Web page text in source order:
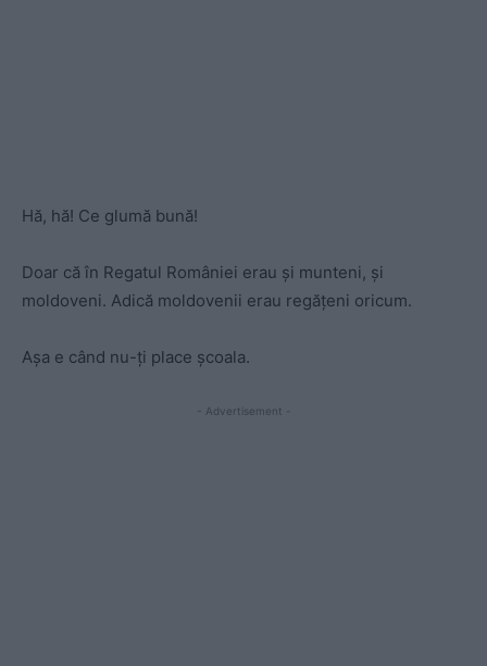
Hă, hă! Ce glumă bună!
Doar că în Regatul României erau și munteni, și
moldoveni. Adică moldovenii erau regățeni oricum.
Aşa e când nu-ți place şcoala.
- Advertisement -